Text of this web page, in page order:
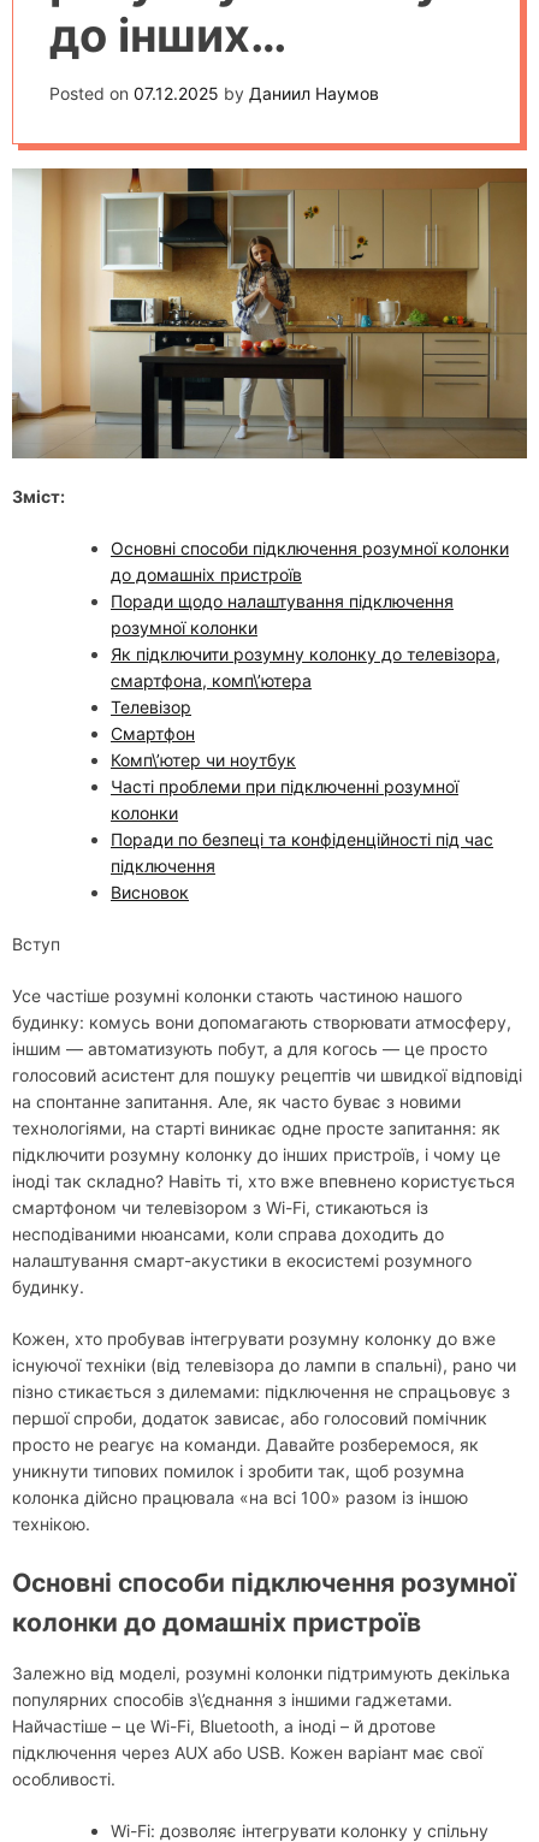
до інших
пристроїв: поради
та часті проблеми
Posted on 07.12.2025 by Даниил Наумов
Зміст:
Основні способи підключення розумної колонки
до домашніх пристроїв
Поради щодо налаштування підключення
розумної колонки
Як підключити розумну колонку до телевізора,
смартфона, комп\’ютера
Телевізор
Смартфон
Комп\’ютер чи ноутбук
Часті проблеми при підключенні розумної
колонки
Поради по безпеці та конфіденційності під час
підключення
Висновок
Вступ
Усе частіше розумні колонки стають частиною нашого
будинку: комусь вони допомагають створювати атмосферу,
іншим — автоматизують побут, а для когось — це просто
голосовий асистент для пошуку рецептів чи швидкої відповіді
на спонтанне запитання. Але, як часто буває з новими
технологіями, на старті виникає одне просте запитання: як
підключити розумну колонку до інших пристроїв, і чому це
іноді так складно? Навіть ті, хто вже впевнено користується
смартфоном чи телевізором з Wi-Fi, стикаються із
несподіваними нюансами, коли справа доходить до
налаштування смарт-акустики в екосистемі розумного
будинку.
Кожен, хто пробував інтегрувати розумну колонку до вже
існуючої техніки (від телевізора до лампи в спальні), рано чи
пізно стикається з дилемами: підключення не спрацьовує з
першої спроби, додаток зависає, або голосовий помічник
просто не реагує на команди. Давайте розберемося, як
уникнути типових помилок і зробити так, щоб розумна
колонка дійсно працювала «на всі 100» разом із іншою
технікою.
Основні способи підключення розумної
колонки до домашніх пристроїв
Залежно від моделі, розумні колонки підтримують декілька
популярних способів з\’єднання з іншими гаджетами.
Найчастіше – це Wi-Fi, Bluetooth, а іноді – й дротове
підключення через AUX або USB. Кожен варіант має свої
особливості.
Wi-Fi: дозволяє інтегрувати колонку у спільну